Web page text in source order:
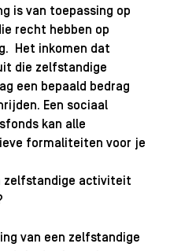
is van toepassing op
recht hebben op
Het inkomen dat
die zelfstandige
een bepaald bedrag
Een sociaal
kan alle
formaliteiten voor je
zelfstandige activiteit
van een zelfstandige